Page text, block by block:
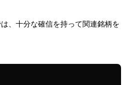
、十分な確信を持って関連銘柄を